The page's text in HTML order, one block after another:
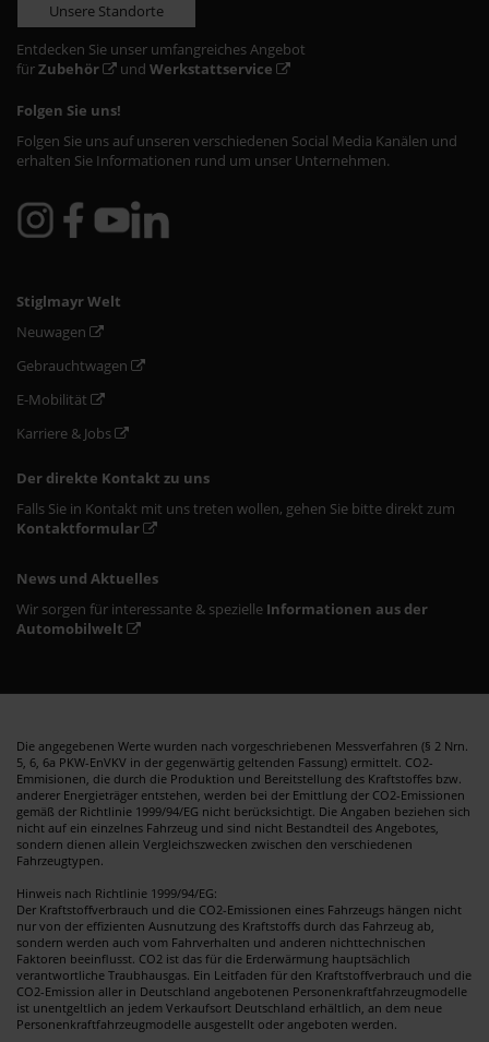
Unsere Standorte
Entdecken Sie unser umfangreiches Angebot
fürZubehör und Werkstattservice
Folgen Sie uns!
Folgen Sie uns auf unseren verschiedenen Social Media Kanälen und
erhalten Sie Informationen rund um unser Unternehmen.
Stiglmayr Welt
Neuwagen
Gebrauchtwagen
E-Mobilität
Karriere & Jobs
Der direkte Kontakt zu uns
Falls Sie in Kontakt mit uns treten wollen, gehen Sie bitte direkt zum
Kontaktformular
News und Aktuelles
Wir sorgen für interessante & spezielle Informationen aus der
Automobilwelt
Die angegebenen Werte wurden nach vorgeschriebenen Messverfahren (§ 2 Nrn.
5, 6, 6a PKW-EnVKV in der gegenwärtig geltenden Fassung) ermittelt. CO2-
Emmisionen, die durch die Produktion und Bereitstellung des Kraftstoffes bzw.
anderer Energieträger entstehen, werden bei der Emittlung der CO2-Emissionen
gemäß der Richtlinie 1999/94/EG nicht berücksichtigt. Die Angaben beziehen sich
nicht auf ein einzelnes Fahrzeug und sind nicht Bestandteil des Angebotes,
sondern dienen allein Vergleichszwecken zwischen den verschiedenen
Fahrzeugtypen.
Hinweis nach Richtlinie 1999/94/EG:
Der Kraftstoffverbrauch und die CO2-Emissionen eines Fahrzeugs hängen nicht
nur von der effizienten Ausnutzung des Kraftstoffs durch das Fahrzeug ab,
sondern werden auch vom Fahrverhalten und anderen nichttechnischen
Faktoren beeinflusst. CO2 ist das für die Erderwärmung hauptsächlich
verantwortliche Traubhausgas. Ein Leitfaden für den Kraftstoffverbrauch und die
CO2-Emission aller in Deutschland angebotenen Personenkraftfahrzeugmodelle
ist unentgeltlich an jedem Verkaufsort Deutschland erhältlich, an dem neue
Personenkraftfahrzeugmodelle ausgestellt oder angeboten werden.